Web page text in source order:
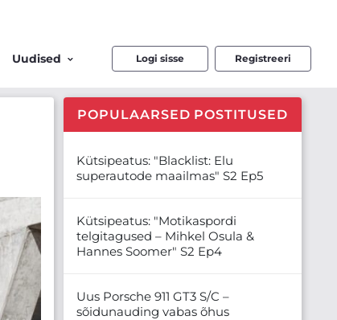
Uudised Logi sisse Registreeri
POPULAARSED POSTITUSED
Kütsipeatus: "Blacklist: Elu
superautode maailmas" S2 Ep5
Kütsipeatus: "Motikaspordi
telgitagused – Mihkel Osula &
Hannes Soomer" S2 Ep4
Uus Porsche 911 GT3 S/C –
sõidunauding vabas õhus